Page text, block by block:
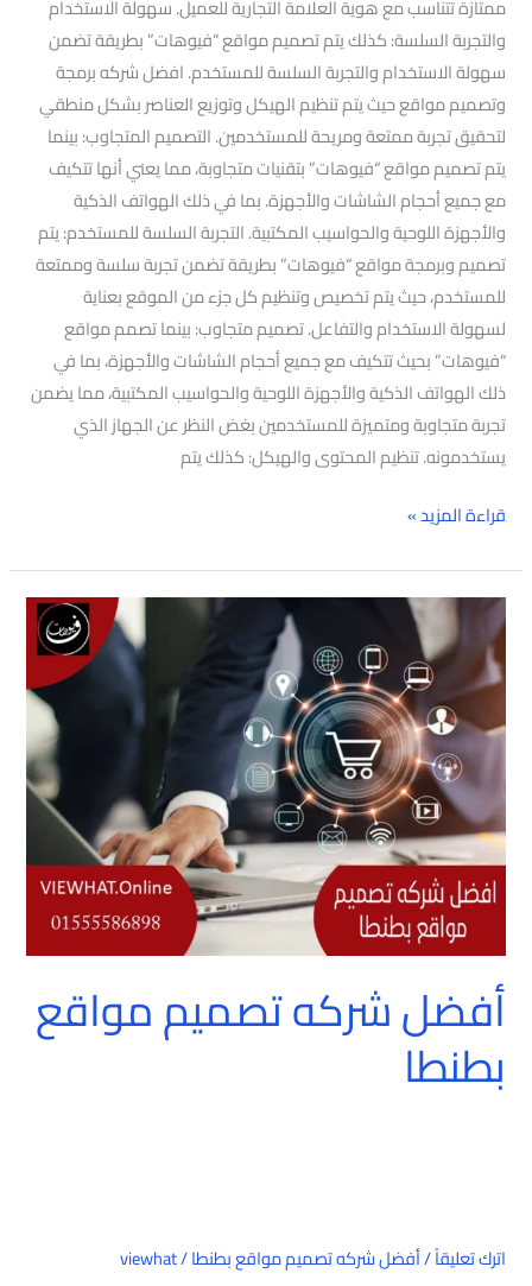
ممتازة تتناسب مع هوية العلامة التجارية للعميل. سهولة الاستخدام
والتجربة السلسة: كذلك يتم تصميم مواقع “فيوهات” بطريقة تضمن
سهولة الاستخدام والتجربة السلسة للمستخدم. افضل شركه برمجة
وتصميم مواقع حيث يتم تنظيم الهيكل وتوزيع العناصر بشكل منطقي
لتحقيق تجربة ممتعة ومريحة للمستخدمين. التصميم المتجاوب: بينما
يتم تصميم مواقع “فيوهات” بتقنيات متجاوبة، مما يعني أنها تتكيف
مع جميع أحجام الشاشات والأجهزة. بما في ذلك الهواتف الذكية
والأجهزة اللوحية والحواسيب المكتبية. التجربة السلسة للمستخدم: يتم
تصميم وبرمجة مواقع “فيوهات” بطريقة تضمن تجربة سلسة وممتعة
للمستخدم، حيث يتم تخصيص وتنظيم كل جزء من الموقع بعناية
لسهولة الاستخدام والتفاعل. تصميم متجاوب: بينما تصمم مواقع
“فيوهات” بحيث تتكيف مع جميع أحجام الشاشات والأجهزة، بما في
ذلك الهواتف الذكية والأجهزة اللوحية والحواسيب المكتبية، مما يضمن
تجربة متجاوبة ومتميزة للمستخدمين بغض النظر عن الجهاز الذي
يستخدمونه. تنظيم المحتوى والهيكل: كذلك يتم
قراءة المزيد »
أفضل شركه تصميم مواقع
بطنطا
اترك تعليقاً/أفضل شركه تصميم مواقع بطنطا/
viewhat
أفضل
شركه
تصميم
بطنطا